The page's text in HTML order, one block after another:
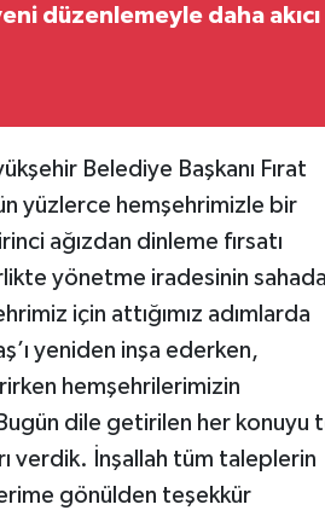
düzenlemeyle daha akıcı
Belediye Başkanı Fırat
yüzlerce hemşehrimizle bir
ağızdan dinleme fırsatı
yönetme iradesinin sahada
için attığımız adımlarda
yeniden inşa ederken,
hemşehrilerimizin
dile getirilen her konuyu
verdik. İnşallah tüm taleplerin
gönülden teşekkür